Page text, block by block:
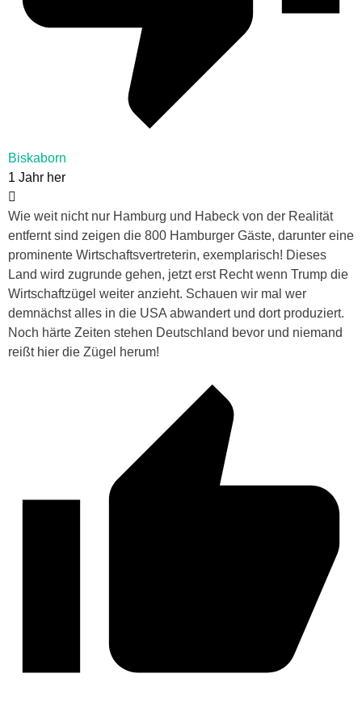
Biskaborn
1 Jahr her
Wie weit nicht nur Hamburg und Habeck von der Realität
entfernt sind zeigen die 800 Hamburger Gäste, darunter eine
prominente Wirtschaftsvertreterin, exemplarisch! Dieses
Land wird zugrunde gehen, jetzt erst Recht wenn Trump die
Wirtschaftzügel weiter anzieht. Schauen wir mal wer
demnächst alles in die USA abwandert und dort produziert.
Noch härte Zeiten stehen Deutschland bevor und niemand
reißt hier die Zügel herum!